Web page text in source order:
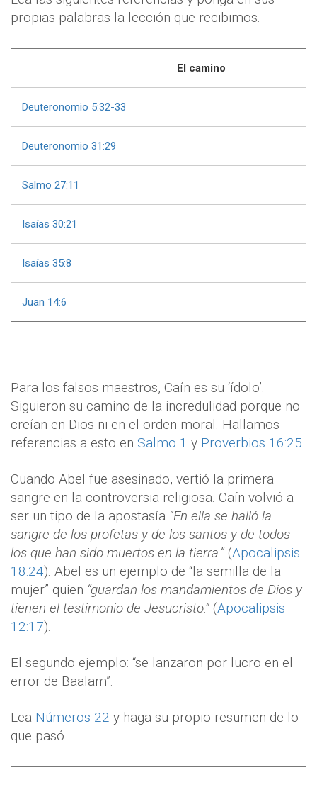
propias palabras la lección que recibimos.
El camino
Deuteronomio 5:32-33
Deuteronomio 31:29
Salmo 27:11
Isaías 30:21
Isaías 35:8
Juan 14:6
Para los falsos maestros, Caín es su ‘ídolo’.
Siguieron su camino de la incredulidad porque no
creían en Dios ni en el orden moral. Hallamos
referencias a esto en Salmo 1 y Proverbios 16:25.
Cuando Abel fue asesinado, vertió la primera
sangre en la controversia religiosa. Caín volvió a
ser un tipo de la apostasía “En ella se halló la
sangre de los profetas y de los santos y de todos
los que han sido muertos en la tierra.”(Apocalipsis
18:24). Abel es un ejemplo de “la semilla de la
mujer” quien “guardan los mandamientos de Dios y
tienen el testimonio de Jesucristo.”(Apocalipsis
12:17).
El segundo ejemplo: “se lanzaron por lucro en el
error de Baalam”.
Lea Números 22 y haga su propio resumen de lo
que pasó.